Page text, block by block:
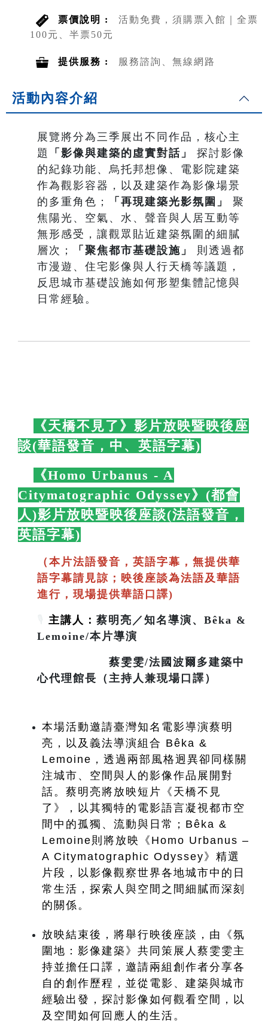
票價說明 :
活動免費，須購票入館｜全票
100元、半票50元
提供服務 : 服務諮詢、無線網路
活動內容介紹
展覽將分為三季展出不同作品，核心主
題
「影像與建築的虛實對話」
探討影像
的紀錄功能、烏托邦想像、電影院建築
作為觀影容器，以及建築作為影像場景
的多重角色；
「再現建築光影氛圍」
聚
焦陽光、空氣、水、聲音與人居互動等
無形感受，讓觀眾貼近建築氛圍的細膩
層次；
「聚焦都市基礎設施」
則透過都
市漫遊、住宅影像與人行天橋等議題，
反思城市基礎設施如何形塑集體記憶與
日常經驗。
《天橋不見了》影片放映暨映後座
談(華語發音，中、英語字幕)
《Homo Urbanus - A
Citymatographic Odyssey》(都會
人)影片放映暨映後座談(法語發音，
英語字幕)
（本片法語發音，英語字幕，無提供華
語字幕請見諒；映後座談為法語及華語
進行，現場提供華語口譯)
主講人： 蔡明亮／知名導演、Bêka &
Lemoine/本片導演
蔡雯雯/法國波爾多建築中
心代理館長（主持人兼現場口譯）
本場活動邀請臺灣知名電影導演蔡明
亮，以及義法導演組合 Bêka &
Lemoine，透過兩部風格迥異卻同樣關
注城市、空間與人的影像作品展開對
話。蔡明亮將放映短片《天橋不見
了》，以其獨特的電影語言凝視都市空
間中的孤獨、流動與日常；Bêka &
Lemoine則將放映《Homo Urbanus –
A Citymatographic Odyssey》精選
片段，以影像觀察世界各地城市中的日
常生活，探索人與空間之間細膩而深刻
的關係。
放映結束後，將舉行映後座談，由《氛
圍地：影像建築》共同策展人蔡雯雯主
持並擔任口譯，邀請兩組創作者分享各
自的創作歷程，並從電影、建築與城市
經驗出發，探討影像如何觀看空間，以
及空間如何回應人的生活。